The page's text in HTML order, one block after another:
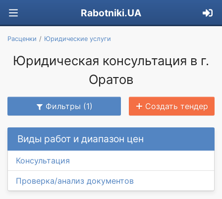
Rabotniki.UA
Расценки Юридические услуги
Юридическая консультация в г.
Оратов
Фильтры (1) Создать тендер
Виды работ и диапазон цен
Консультация
Проверка/анализ документов